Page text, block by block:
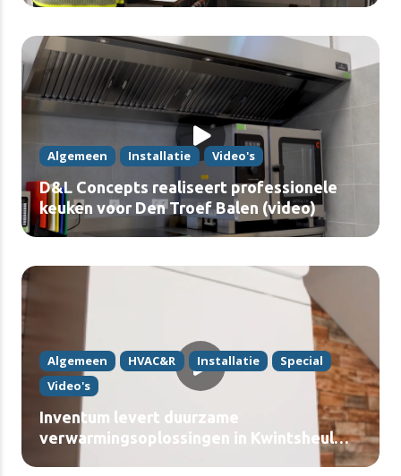
Algemeen Installatie Video's
D&L Concepts realiseert professionele
keuken voor Den Troef Balen (video)
Algemeen HVAC&R Installatie
Special
Video's
Inventum levert duurzame
verwarmingsoplossingen in Kwintsheul
(video)